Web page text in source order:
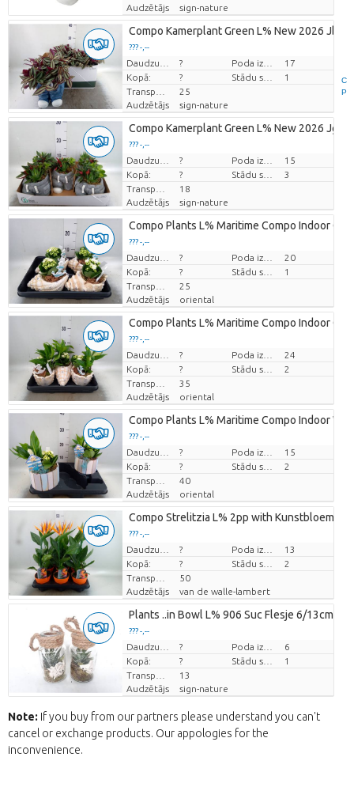
C
P
Audzētājs
sign-nature
Compo Kamerplant Green L% New 2026
??? -,--
Cena par vienību
?
17
Kopā:
?
1
25
Audzētājs
sign-nature
Compo Kamerplant Green L% New 2026
??? -,--
Cena par vienību
?
15
Kopā:
?
3
18
Audzētājs
sign-nature
Compo Plants L% Maritime Compo Indoor
??? -,--
Cena par vienību
?
20
Kopā:
?
1
25
Audzētājs
oriental
Compo Plants L% Maritime Compo Indoor
??? -,--
Cena par vienību
?
24
Kopā:
?
2
35
Audzētājs
oriental
Compo Plants L% Maritime Compo Indoor
??? -,--
Cena par vienību
?
15
Kopā:
?
2
40
Audzētājs
oriental
Compo Strelitzia L% 2pp with Kunstbloem
??? -,--
Cena par vienību
?
13
Kopā:
?
2
50
Audzētājs
van de walle-lambert
Plants ..in Bowl L% 906 Suc Flesje 6/13cm
??? -,--
Cena par vienību
?
6
Kopā:
?
1
13
Audzētājs
sign-nature
Note: If you buy from our partners please understand you can't
cancel or exchange products. Our appologies for the
inconvenience.